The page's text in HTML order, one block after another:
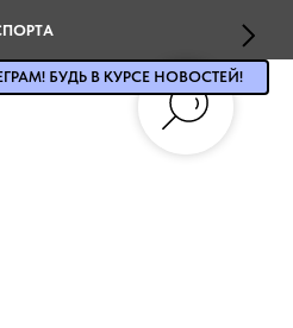
БУДЬ В КУРСЕ НОВОСТЕЙ!